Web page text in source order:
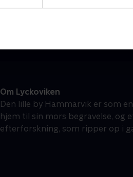
Om Lyckoviken
Den lille by Hammarvik er som
hjem til sin mors begravelse, og
efterforskning, som ripper op i